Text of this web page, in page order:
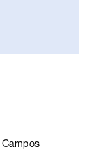
Campos